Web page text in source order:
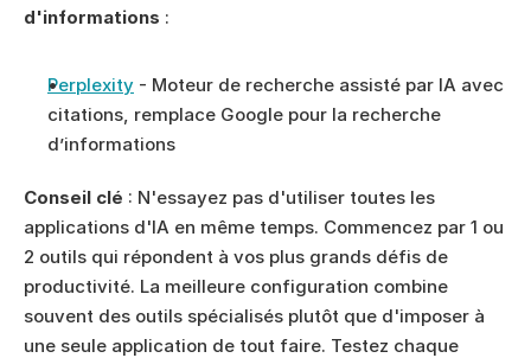
d'informations :
Perplexity - Moteur de recherche assisté par IA avec
citations, remplace Google pour la recherche
d’informations
Conseil clé : N'essayez pas d'utiliser toutes les
applications d'IA en même temps. Commencez par 1 ou
2 outils qui répondent à vos plus grands défis de
productivité. La meilleure configuration combine
souvent des outils spécialisés plutôt que d'imposer à
une seule application de tout faire. Testez chaque